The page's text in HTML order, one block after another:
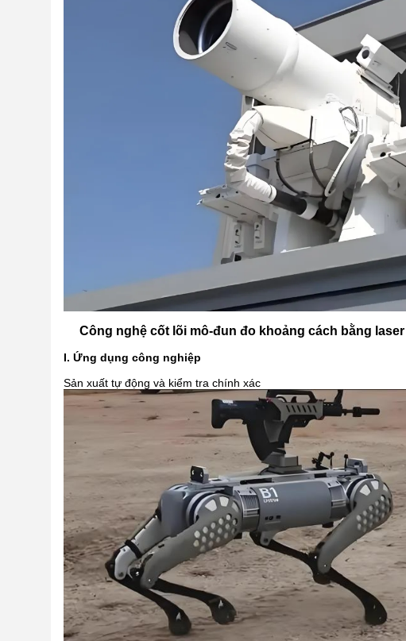
Công nghệ cốt lõi mô-đun đo khoảng cách bằng
I. Ứng dụng công nghiệp
Sản xuất tự động và kiểm tra chính xác